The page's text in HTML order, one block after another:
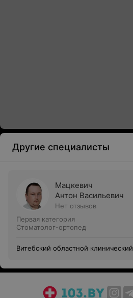
Другие специалисты
Мацкевич
Антон Васильевич
Нет отзывов
Первая категория
Стоматолог-ортопед
Витебский областной клинический